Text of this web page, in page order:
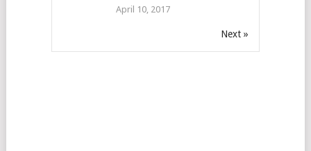
April 10, 2017
Next »